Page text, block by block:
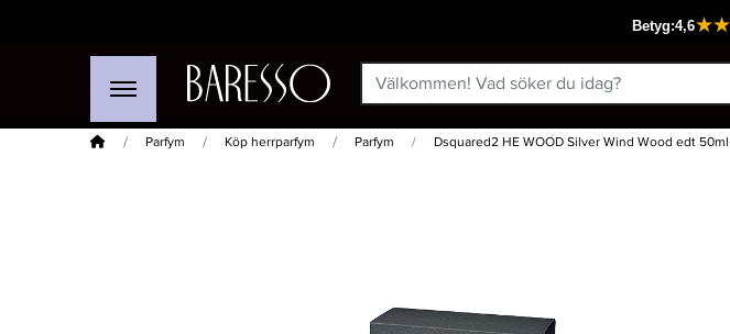
Hem Parfym Köp herrparfym Parfym Dsquared2 HE WOOD Silver Wind Wood edt 50ml
Passar